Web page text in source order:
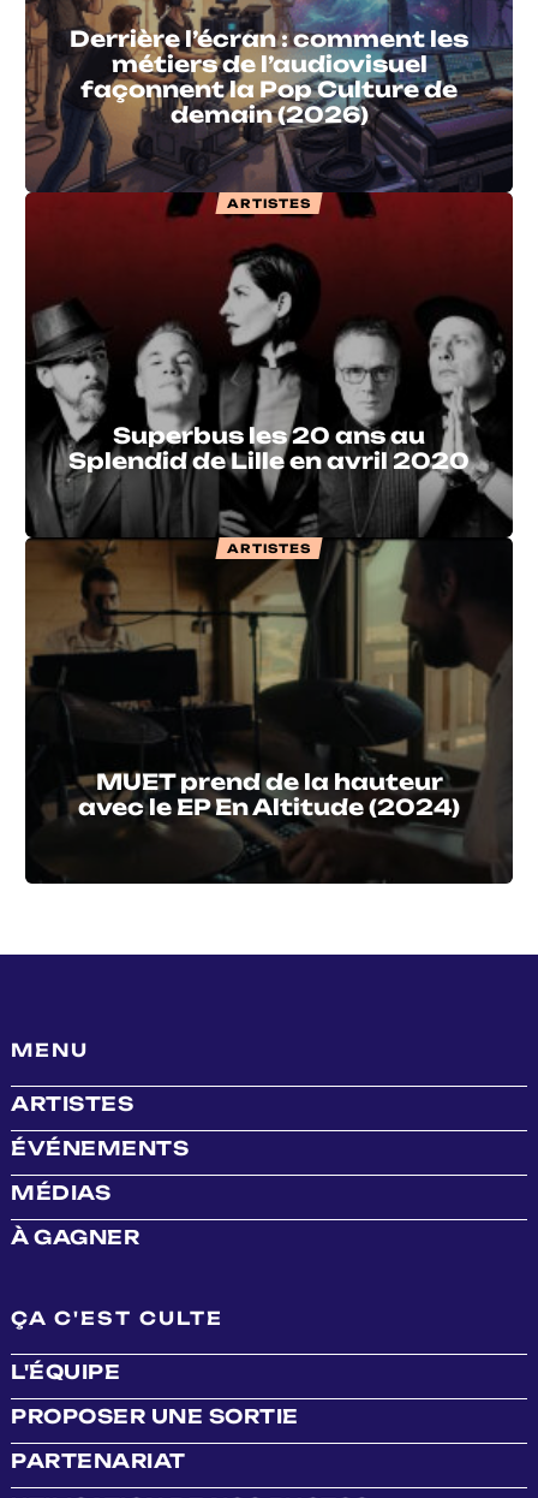
Derrière l’écran : comment les
métiers de l’audiovisuel
façonnent la Pop Culture de
demain (2026)
ARTISTES
Superbus les 20 ans au
Splendid de Lille en avril 2020
ARTISTES
MUET prend de la hauteur
avec le EP En Altitude (2024)
MENU
ARTISTES
ÉVÉNEMENTS
MÉDIAS
À GAGNER
ÇA C'EST CULTE
L'ÉQUIPE
PROPOSER UNE SORTIE
PARTENARIAT